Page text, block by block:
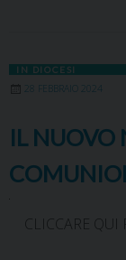
IN DIOCESI
28 FEBBRAIO 2024
IL NUOVO
CLICCARE